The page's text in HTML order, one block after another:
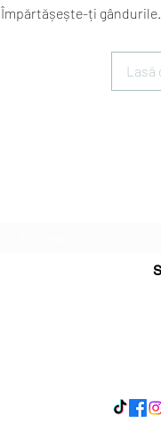
Împărtășește-ți
Lasă